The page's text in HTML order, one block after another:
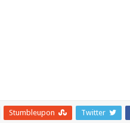
Twitter
Stumbleupon